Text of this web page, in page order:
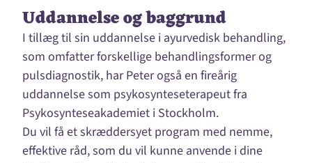
Uddannelse og baggrund
I tillæg til sin uddannelse i ayurvedisk behandling,
som omfatter forskellige behandlingsformer og
pulsdiagnostik, har Peter også en fireårig
uddannelse som psykosynteseterapeut fra
Psykosynteseakademiet i Stockholm.
Du vil få et skræddersyet program med nemme,
effektive råd, som du vil kunne anvende i dine